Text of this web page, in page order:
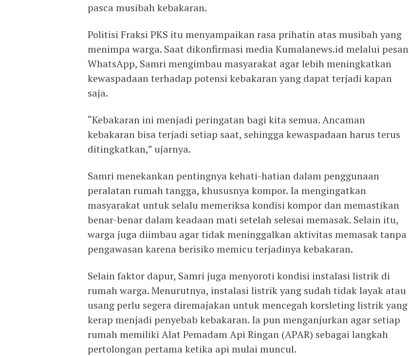
pasca musibah kebakaran.
Politisi Fraksi PKS itu menyampaikan rasa prihatin atas musibah yang
menimpa warga. Saat dikonfirmasi media Kumalanews.id melalui pesan
WhatsApp, Samri mengimbau masyarakat agar lebih meningkatkan
kewaspadaan terhadap potensi kebakaran yang dapat terjadi kapan
saja.
“Kebakaran ini menjadi peringatan bagi kita semua. Ancaman
kebakaran bisa terjadi setiap saat, sehingga kewaspadaan harus terus
ditingkatkan,” ujarnya.
Samri menekankan pentingnya kehati-hatian dalam penggunaan
peralatan rumah tangga, khususnya kompor. Ia mengingatkan
masyarakat untuk selalu memeriksa kondisi kompor dan memastikan
benar-benar dalam keadaan mati setelah selesai memasak. Selain itu,
warga juga diimbau agar tidak meninggalkan aktivitas memasak tanpa
pengawasan karena berisiko memicu terjadinya kebakaran.
Selain faktor dapur, Samri juga menyoroti kondisi instalasi listrik di
rumah warga. Menurutnya, instalasi listrik yang sudah tidak layak atau
usang perlu segera diremajakan untuk mencegah korsleting listrik yang
kerap menjadi penyebab kebakaran. Ia pun menganjurkan agar setiap
rumah memiliki Alat Pemadam Api Ringan (APAR) sebagai langkah
pertolongan pertama ketika api mulai muncul.